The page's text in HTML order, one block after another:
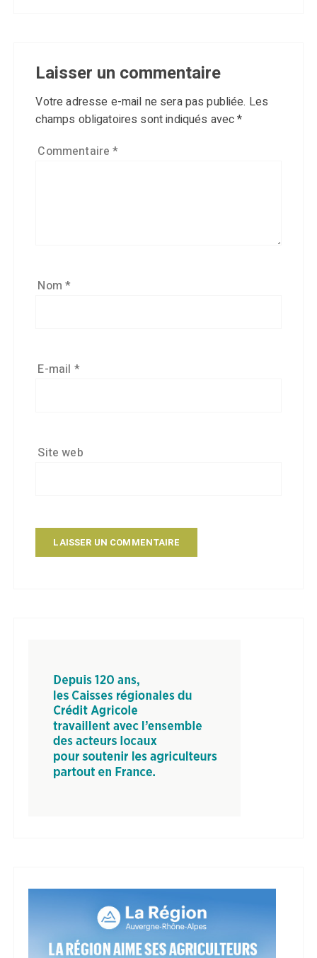
Laisser un commentaire
Votre adresse e-mail ne sera pas publiée. Les
champs obligatoires sont indiqués avec*
Commentaire*
Nom*
E-mail *
Site web